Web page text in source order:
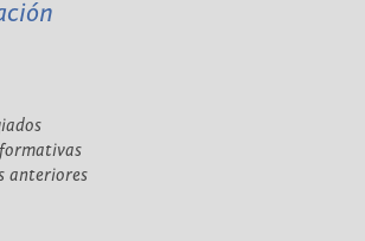
anteriores